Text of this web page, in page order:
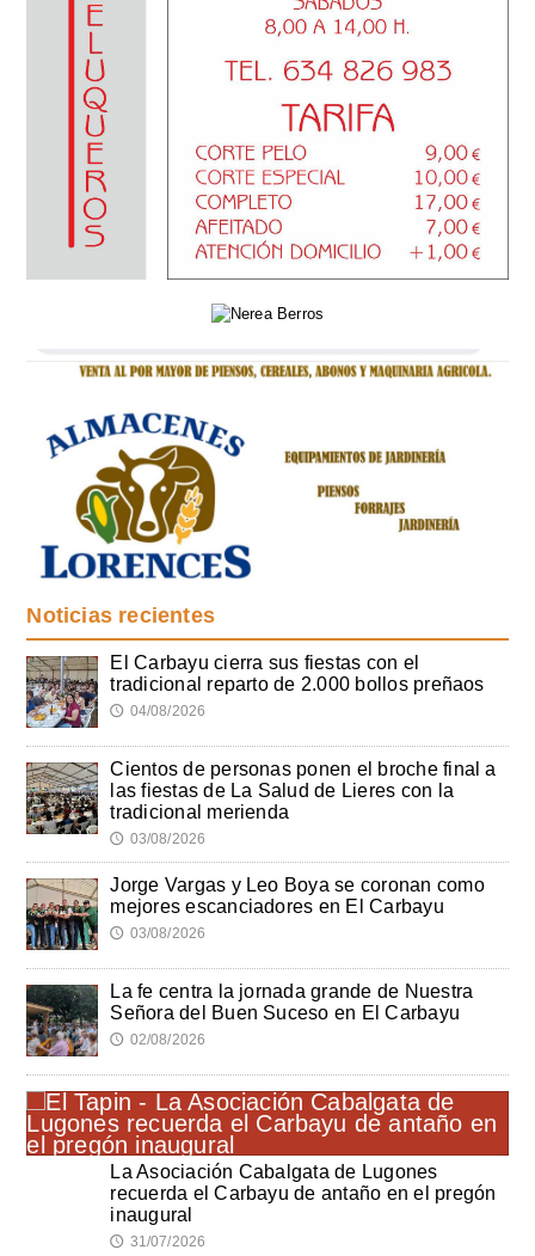
Noticias recientes
El Carbayu cierra sus fiestas con el
tradicional reparto de 2.000 bollos preñaos
🕔 04/08/2026
Cientos de personas ponen el broche final a
las fiestas de La Salud de Lieres con la
tradicional merienda
🕔 03/08/2026
Jorge Vargas y Leo Boya se coronan como
mejores escanciadores en El Carbayu
🕔 03/08/2026
La fe centra la jornada grande de Nuestra
Señora del Buen Suceso en El Carbayu
🕔 02/08/2026
La Asociación Cabalgata de Lugones
recuerda el Carbayu de antaño en el pregón
inaugural
🕔 31/07/2026